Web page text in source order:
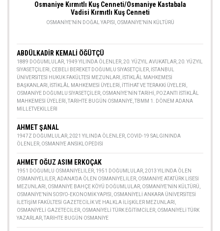
Osmaniye Kırmıtlı Kuş Cenneti/Osmaniye Kastabala
Vadisi Kırmıtlı Kuş Cenneti
OSMANIYE’NIN DOĞAL YAPISI OSMANIYE’NIN KÜLTÜRÜ
ABDÜLKADİR KEMALİ ÖĞÜTÇÜ
1889 DOĞUMLULAR 1949 YILINDA ÖLENLER 20. YÜZYIL AVUKATLAR 20. YÜZYIL
SIYASETÇILERI CEBELI BEREKET DOĞUMLU SIYASETÇILER İSTANBUL
ÜNIVERSITESI HUKUK FAKÜLTESI MEZUNLARI
İSTIKLÂL MAHKEMESI
BAŞKANLARI
İSTIKLÂL MAHKEMESI ÜYELERI İTTIHAT VE TERAKKI ÜYELERI
OSMANIYE DOĞUMLU SIYASETÇILER OSMANIYE’NIN TARIHI
POZANTI İSTIKLÂL
MAHKEMESI ÜYELERI TARIHTE BUGÜN OSMANIYE TBMM 1. DÖNEM ADANA
MILLETVEKILLERI
AHMET ŞANAL
1947Z DOĞUMLULAR 2021 YILINDA ÖLENLER COVID-19 SALGININDA
ÖLENLER OSMANIYE ANSIKLOPEDISI
AHMET OĞUZ ASIM ERKOÇAK
1951 DOĞUMLU OSMANIYELILER 1951 DOĞUMLULAR 2013 YILINDA ÖLEN
OSMANIYELILER ADANA’DA ÖLEN OSMANIYELILER OSMANIYE ATATÜRK LISESI
MEZUNLARI
OSMANIYE BAHÇE KÖYÜ DOĞUMLULAR OSMANIYE’NIN KÜLTÜRÜ
OSMANIYE’NIN SOSYO-EKONOMIK YAPISI
OSMANIYELI ANKARA ÜNIVERSITESI
İLETIŞIM FAKÜLTESI GAZETECILIK VE HALKLA İLIŞKILER MEZUNLARI
OSMANIYELI GAZETECILER OSMANIYELI TÜRK EĞITIMCILER OSMANIYELI TÜRK
YAZARLAR TARIHTE BUGÜN OSMANIYE